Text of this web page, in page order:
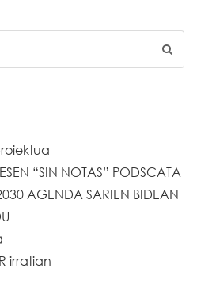
“SIN NOTAS” PODSCATA
AGENDA SARIEN BIDEAN
irratian